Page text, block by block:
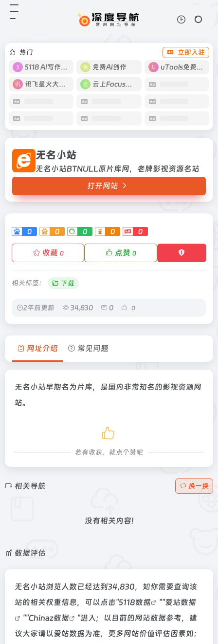
热门
立即入驻
5118 AI写作工具
免费AI创作 uTools免费工具箱
讯飞星火大模型 云上Focus接码
无名小站
无名小站BTNULL原片库网，老牌影视资源名站
打开网站
0 0 0 0 0
收藏 0 点赞 0
相关标签： 下载
2年前更新 34,830 0 0
网址介绍 常见问题
无名小站早期名为片库，是国内非常知名的影视资源网
站。
若有收获，就点个赞吧
相关导航 换一换
没有相关内容!
数据评估
无名小站浏览人数已经达到34,830，如你需要查询该
站的相关权重信息，可以点击"5118数据 ""爱站数据
""Chinaz数据
"进入；以目前的网站数据参考，建
议大家请以爱站数据为准，更多网站价值评估因素如：